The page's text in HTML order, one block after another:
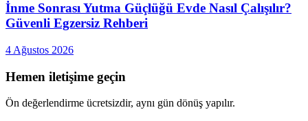
İnme Sonrası Yutma Güçlüğü Evde Nasıl Çalışılır?
Güvenli Egzersiz Rehberi
4 Ağustos 2026
Hemen iletişime geçin
Ön değerlendirme ücretsizdir, aynı gün dönüş yapılır.